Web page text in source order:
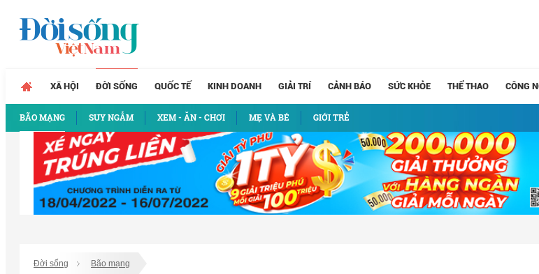
XÃ HỘI ĐỜI SỐNG
BÃO MẠNG SUY NGẪM XEM - ĂN - CHƠI MẸ VÀ BÉ GIỚI TRẺ
QUỐC TẾ KINH DOANH GIẢI TRÍ CẢNH BÁO SỨC KHỎE THỂ THAO CÔNG
Đời sống Bão mạng